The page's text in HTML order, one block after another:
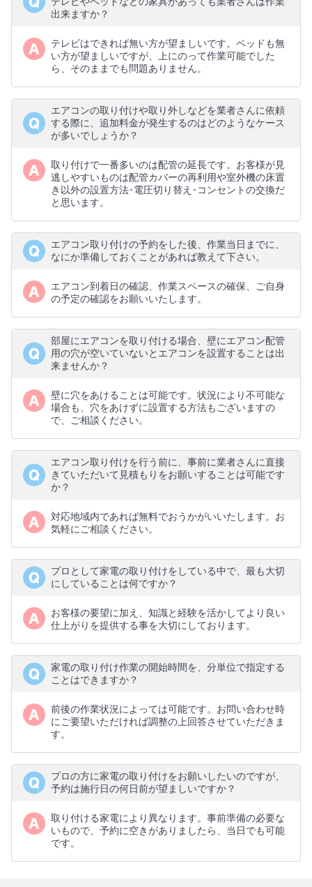
出来ますか？
テレビはできれば無い方が望ましいです。ベッドも無
い方が望ましいですが、上にのって作業可能でした
ら、そのままでも問題ありません。
エアコンの取り付けや取り外しなどを業者さんに依頼
する際に、追加料金が発生するのはどのようなケース
が多いでしょうか？
取り付けで一番多いのは配管の延長です。お客様が見
逃しやすいものは配管カバーの再利用や室外機の床置
き以外の設置方法･電圧切り替え･コンセントの交換だ
と思います。
エアコン取り付けの予約をした後、作業当日までに、
なにか準備しておくことがあれば教えて下さい。
エアコン到着日の確認、作業スペースの確保、ご自身
の予定の確認をお願いいたします。
部屋にエアコンを取り付ける場合、壁にエアコン配管
用の穴が空いていないとエアコンを設置することは出
来ませんか？
壁に穴をあけることは可能です。状況により不可能な
場合も、穴をあけずに設置する方法もございますの
で、ご相談ください。
エアコン取り付けを行う前に、事前に業者さんに直接
きていただいて見積もりをお願いすることは可能です
か？
対応地域内であれば無料でおうかがいいたします。お
気軽にご相談ください。
プロとして家電の取り付けをしている中で、最も大切
にしていることは何ですか？
お客様の要望に加え、知識と経験を活かしてより良い
仕上がりを提供する事を大切にしております。
家電の取り付け作業の開始時間を、分単位で指定する
ことはできますか？
前後の作業状況によっては可能です。お問い合わせ時
にご要望いただければ調整の上回答させていただきま
す。
プロの方に家電の取り付けをお願いしたいのですが、
予約は施行日の何日前が望ましいですか？
取り付ける家電により異なります。事前準備の必要な
いもので、予約に空きがありましたら、当日でも可能
です。